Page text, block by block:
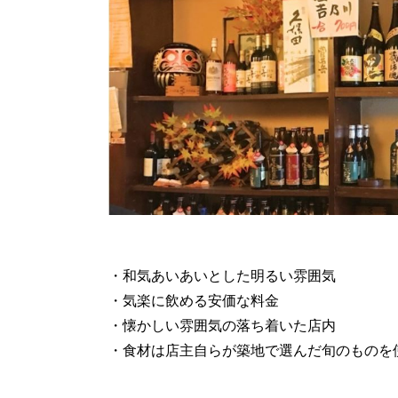
・和気あいあいとした明るい雰囲気
・気楽に飲める安価な料金
・懐かしい雰囲気の落ち着いた店内
・食材は店主自らが築地で選んだ旬のものを